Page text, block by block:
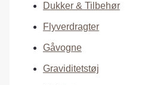
Dukker & Tilbehør
Flyverdragter
Gåvogne
Graviditetstøj